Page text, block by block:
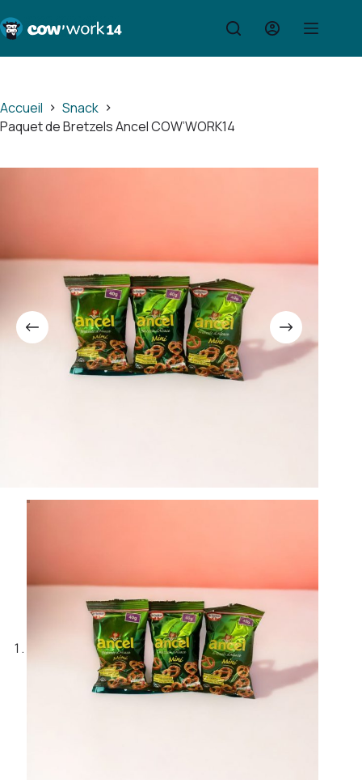
au
contenu
Accueil
Snack
Paquet de Bretzels Ancel COW’WORK14